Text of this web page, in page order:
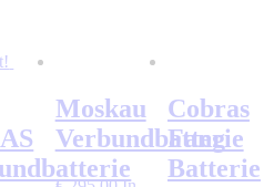
Moskau
Verbundbatterie
Cobras
Fang
Batterie